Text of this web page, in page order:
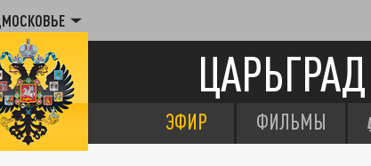
ЦАРЬГРАД
ЭФИР ФИЛЬМЫ